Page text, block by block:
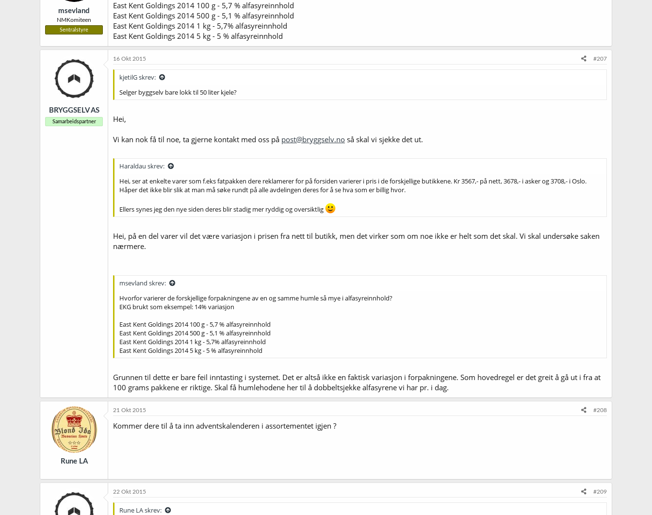
msevland
NMKomiteen
Sentralstyre
East Kent Goldings 2014 100 g - 5,7 % alfasyreinnhold
East Kent Goldings 2014 500 g - 5,1 % alfasyreinnhold
East Kent Goldings 2014 1 kg - 5,7% alfasyreinnhold
East Kent Goldings 2014 5 kg - 5 % alfasyreinnhold
BRYGGSELV AS
Samarbeidspartner
16 Okt 2015 #207
kjetilG skrev:
Selger byggselv bare lokk til 50 liter kjele?
Hei,
Vi kan nok få til noe, ta gjerne kontakt med oss på post@bryggselv.no så skal vi sjekke det ut.
Haraldau skrev:
Hei, ser at enkelte varer som f.eks fatpakken dere reklamerer for på forsiden varierer i pris i de forskjellige butikkene. Kr 3567,- på nett, 3678,- i asker og 3708,- i Oslo.
Håper det ikke blir slik at man må søke rundt på alle avdelingen deres for å se hva som er billig hvor.
Ellers synes jeg den nye siden deres blir stadig mer ryddig og oversiktlig
Hei, på en del varer vil det være variasjon i prisen fra nett til butikk, men det virker som om noe ikke er helt som det skal. Vi skal undersøke saken
nærmere.
msevland skrev:
Hvorfor varierer de forskjellige forpakningene av en og samme humle så mye i alfasyreinnhold?
EKG brukt som eksempel: 14% variasjon
East Kent Goldings 2014 100 g - 5,7 % alfasyreinnhold
East Kent Goldings 2014 500 g - 5,1 % alfasyreinnhold
East Kent Goldings 2014 1 kg - 5,7% alfasyreinnhold
East Kent Goldings 2014 5 kg - 5 % alfasyreinnhold
Grunnen til dette er bare feil inntasting i systemet. Det er altså ikke en faktisk variasjon i forpakningene. Som hovedregel er det greit å gå ut i fra at
100 grams pakkene er riktige. Skal få humlehodene her til å dobbeltsjekke alfasyrene vi har pr. i dag.
Rune LA
21 Okt 2015 #208
Kommer dere til å ta inn adventskalenderen i assortementet igjen ?
22 Okt 2015 #209
Rune LA skrev: